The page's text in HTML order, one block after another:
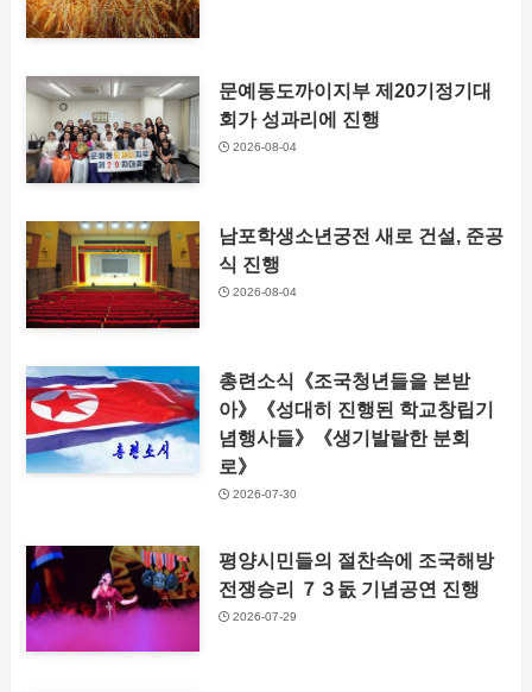
문예동도까이지부 제20기정기대
회가 성과리에 진행
2026-08-04
남포학생소년궁전 새로 건설, 준공
식 진행
2026-08-04
총련소식《조국청년들을 본받
아》《성대히 진행된 학교창립기
념행사들》《생기발랄한 분회
로》
2026-07-30
평양시민들의 절찬속에 조국해방
전쟁승리 ７３돐 기념공연 진행
2026-07-29